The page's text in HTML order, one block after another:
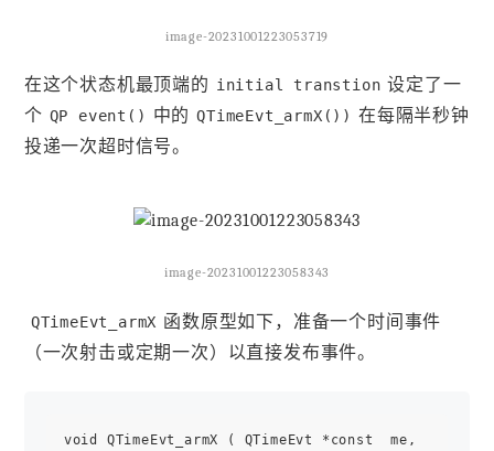
image-20231001223053719
在这个状态机最顶端的 initial transtion 设定了一
个 QP event() 中的 QTimeEvt_armX()) 在每隔半秒钟
投递一次超时信号。
image-20231001223058343
QTimeEvt_armX 函数原型如下，准备一个时间事件
（一次射击或定期一次）以直接发布事件。
void QTimeEvt_armX ( QTimeEvt *const  me,